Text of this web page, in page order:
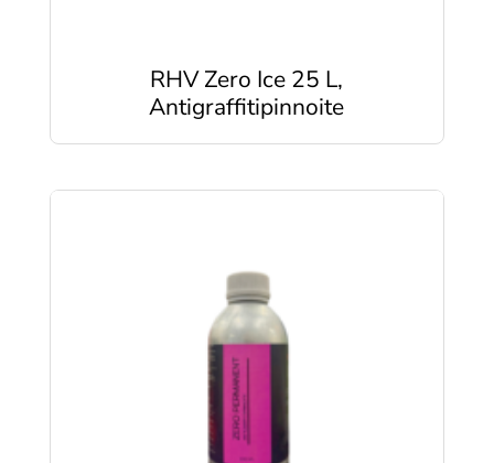
RHV Zero Ice 25 L,
Antigraffitipinnoite